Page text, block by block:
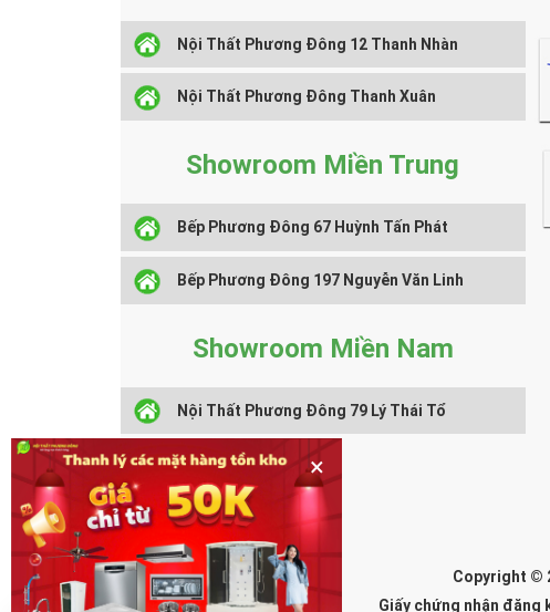
Nội Thất Phương Đông 12 Thanh Nhàn
Nội Thất Phương Đông Thanh Xuân
Showroom Miền Trung
Bếp Phương Đông 67 Huỳnh Tấn Phát
Bếp Phương Đông 197 Nguyễn Văn Linh
Showroom Miền Nam
Nội Thất Phương Đông 79 Lý Thái Tổ
Copyright ©
Giấy chứng nhận đăng
×